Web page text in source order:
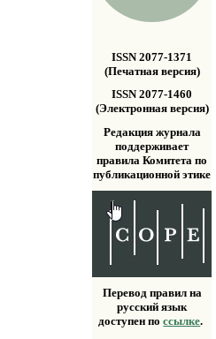
ISSN 2077-1371
(Печатная версия)
ISSN 2077-1460
(Электронная версия)
Редакция журнала
поддерживает
правила Комитета по
публикационной этике
Перевод правил на
русский язык
доступен поссылке.